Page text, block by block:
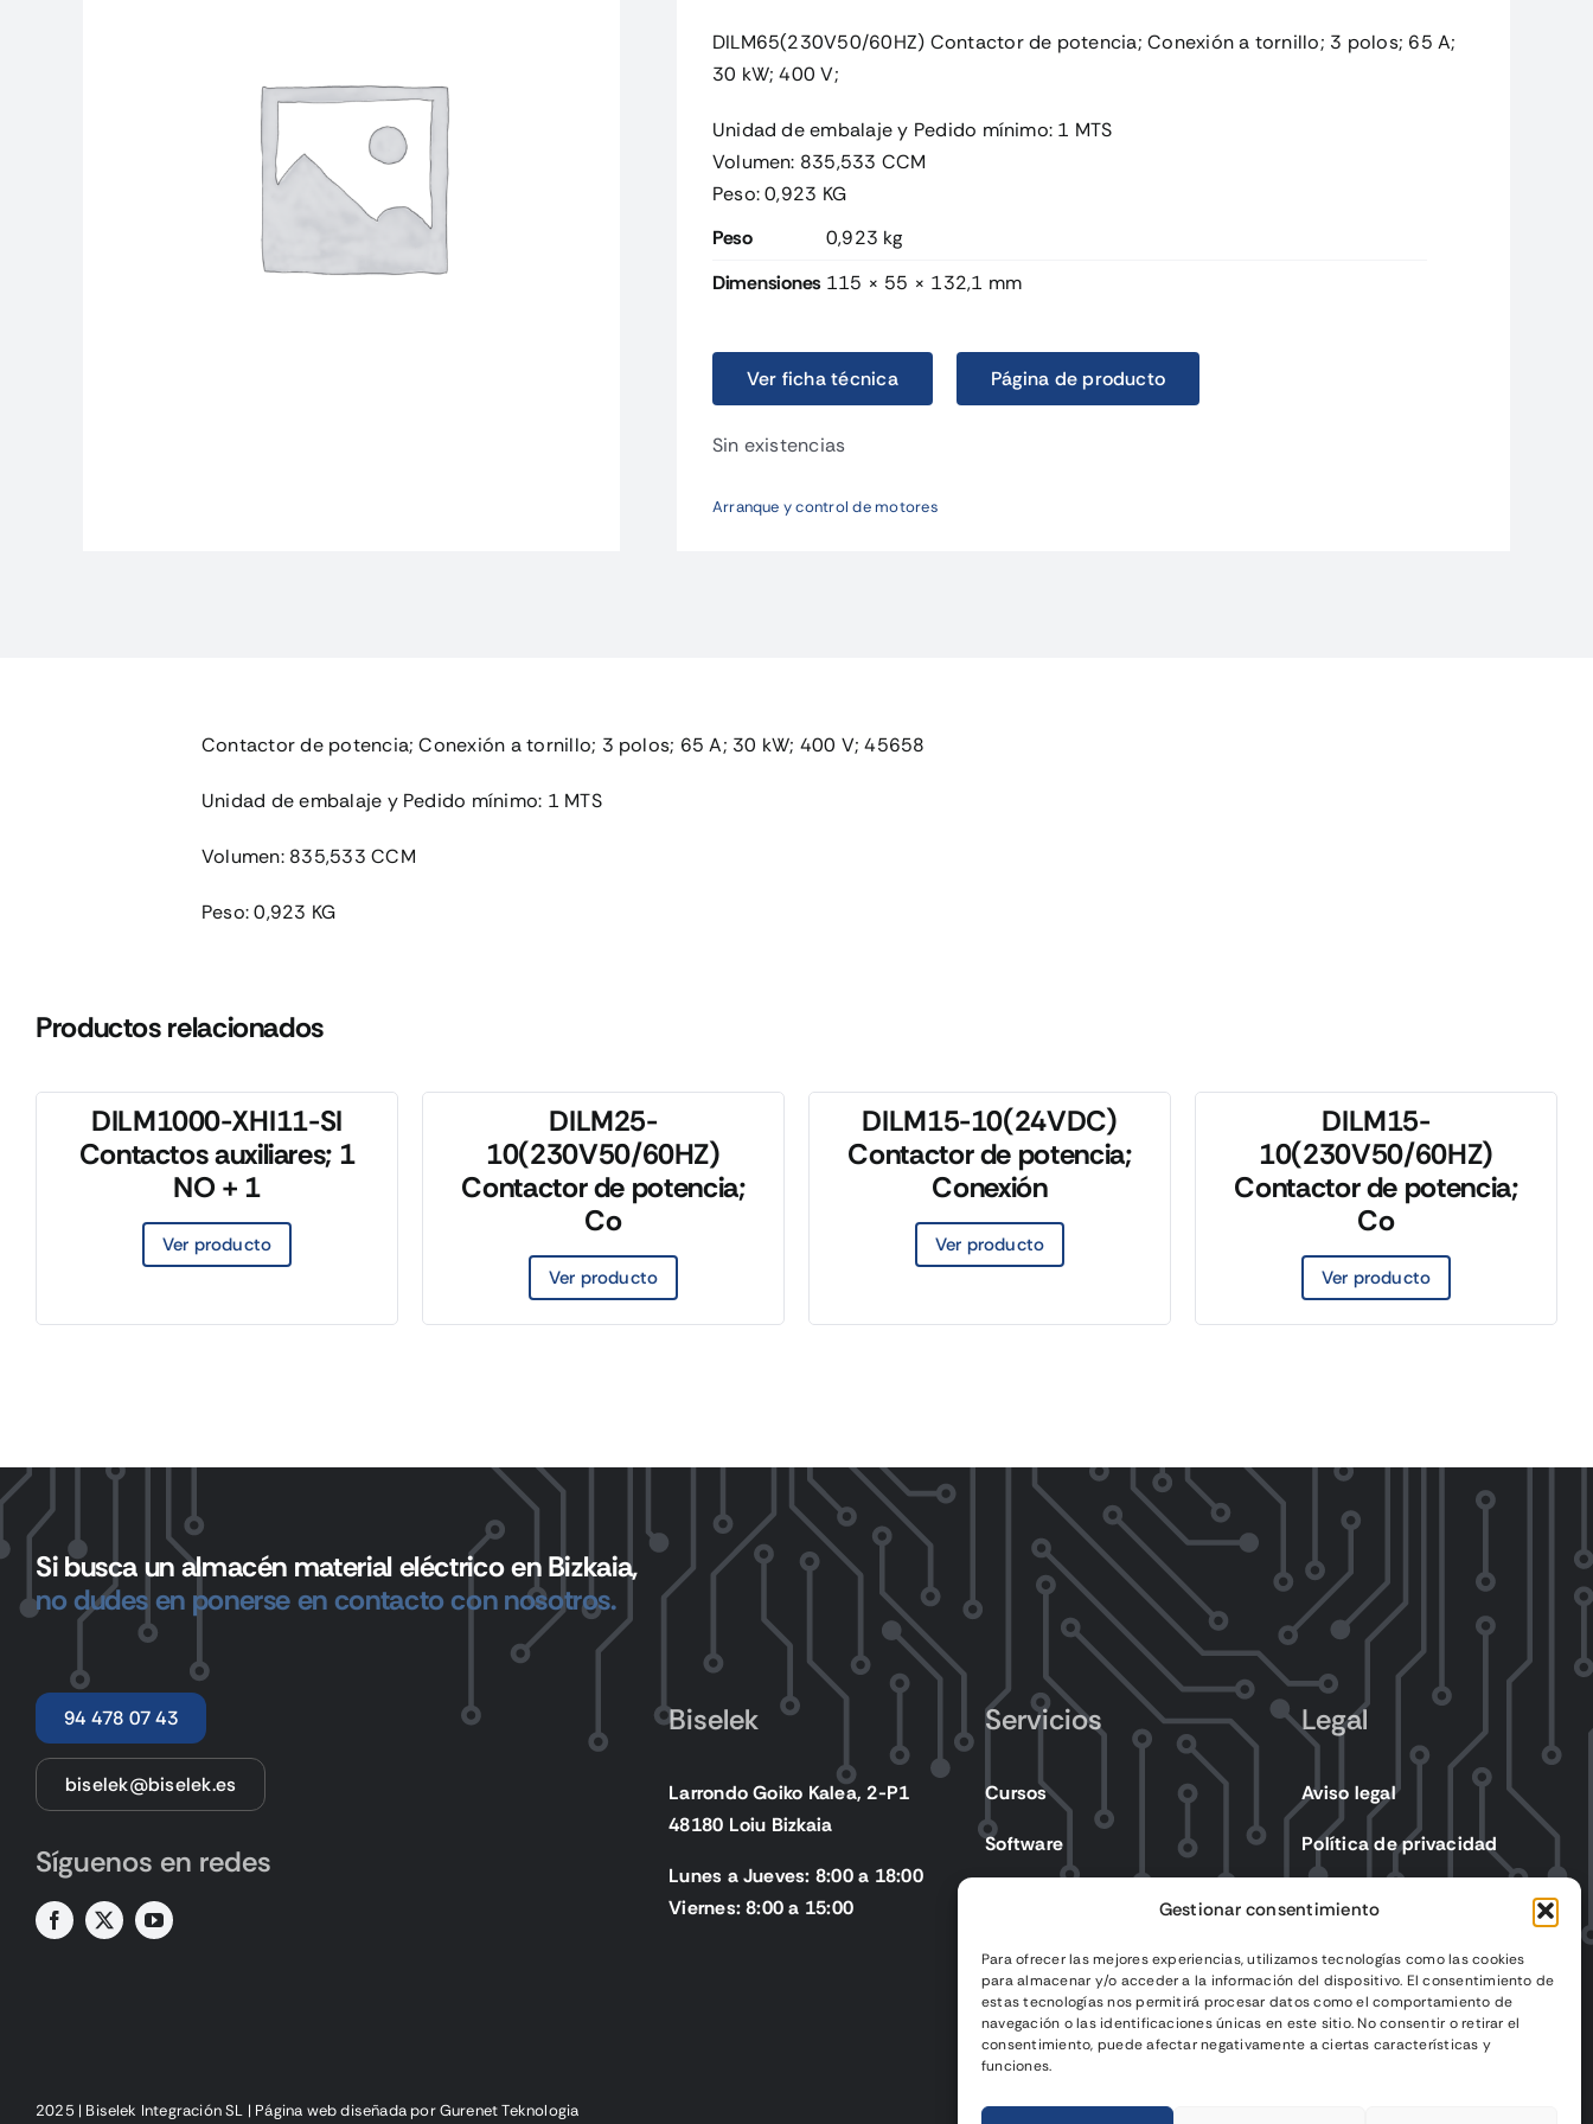
Gestionar consentimiento
Para ofrecer las mejores experiencias, utilizamos tecnologías como las cookies
para almacenar y/o acceder a la información del dispositivo. El consentimiento de
estas tecnologías nos permitirá procesar datos como el comportamiento de
navegación o las identificaciones únicas en este sitio. No consentir o retirar el
consentimiento, puede afectar negativamente a ciertas características y
funciones.
DILM65(230V50/60HZ) Contactor de potencia; Conexión a tornillo; 3 polos; 65 A;
30 kW; 400 V;
Unidad de embalaje y Pedido mínimo: 1 MTS
Volumen: 835,533 CCM
Peso: 0,923 KG
Peso
0,923 kg
Dimensiones 115 × 55 × 132,1 mm
Ver ficha técnica Página de producto
Sin existencias
Arranque y control de motores
Contactor de potencia; Conexión a tornillo; 3 polos; 65 A; 30 kW; 400 V; 45658
Unidad de embalaje y Pedido mínimo: 1 MTS
Volumen: 835,533 CCM
Peso: 0,923 KG
Productos relacionados
DILM1000-XHI11-SI
Contactos auxiliares; 1
NO + 1
Ver producto
DILM25-
10(230V50/60HZ)
Contactor de potencia;
Co
Ver producto
DILM15-10(24VDC)
Contactor de potencia;
Conexión
Ver producto
DILM15-
10(230V50/60HZ)
Contactor de potencia;
Co
Ver producto
Si busca un almacén material eléctrico en Bizkaia,
no dudes en ponerse en contacto con nosotros.
94 478 07 43
biselek@biselek.es
Síguenos en redes
Biselek
Larrondo Goiko Kalea, 2-P1
48180 Loiu Bizkaia
Lunes a Jueves: 8:00 a 18:00
Viernes: 8:00 a 15:00
Servicios
Cursos
Software
Legal
Aviso legal
Política de privacidad
2025 | Biselek Integración SL | Página web diseñadapor Gurenet Teknologia